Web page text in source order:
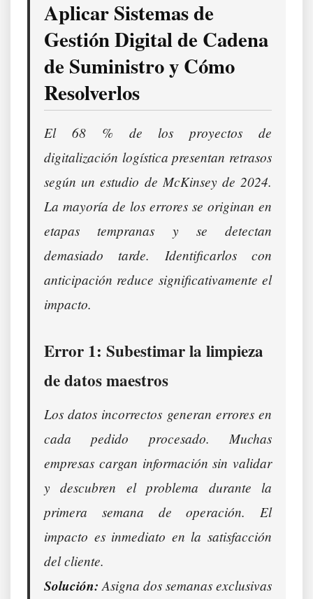
Aplicar Sistemas de
Gestión Digital de Cadena
de Suministro y Cómo
Resolverlos
El 68 % de los proyectos de
digitalización logística presentan retrasos
según un estudio de McKinsey de 2024.
La mayoría de los errores se originan en
etapas tempranas y se detectan
demasiado tarde. Identificarlos con
anticipación reduce significativamente el
impacto.
Error 1: Subestimar la limpieza
de datos maestros
Los datos incorrectos generan errores en
cada pedido procesado. Muchas
empresas cargan información sin validar
y descubren el problema durante la
primera semana de operación. El
impacto es inmediato en la satisfacción
del cliente.
Solución: Asigna dos semanas exclusivas